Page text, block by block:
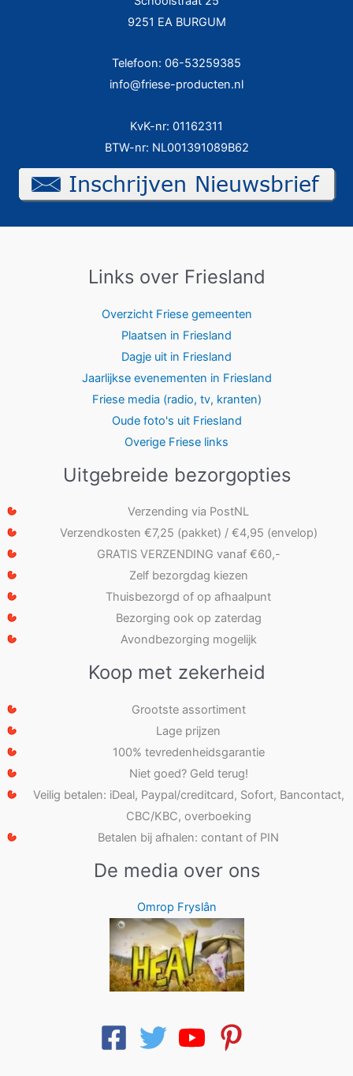
9251 EA BURGUM
Telefoon: 06-53259385
info@friese-producten.nl
KvK-nr: 01162311
BTW-nr: NL001391089B62
Links over Friesland
Overzicht Friese gemeenten
Plaatsen in Friesland
Dagje uit in Friesland
Jaarlijkse evenementen in Friesland
Friese media (radio, tv, kranten)
Oude foto's uit Friesland
Overige Friese links
Uitgebreide bezorgopties
Verzending via PostNL
Verzendkosten €7,25 (pakket) / €4,95 (envelop)
GRATIS VERZENDING vanaf €60,-
Zelf bezorgdag kiezen
Thuisbezorgd of op afhaalpunt
Bezorging ook op zaterdag
Avondbezorging mogelijk
Koop met zekerheid
Grootste assortiment
Lage prijzen
100% tevredenheidsgarantie
Niet goed? Geld terug!
Veilig betalen: iDeal, Paypal/creditcard, Sofort, Bancontact,
CBC/KBC, overboeking
Betalen bij afhalen: contant of PIN
De media over ons
Omrop Fryslân